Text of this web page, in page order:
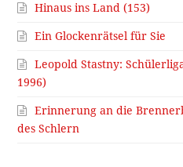
Hinaus ins Land (153)
Ein Glockenrätsel für Sie
Leopold Stastny:
1996)
Erinnerung an die
des Schlern